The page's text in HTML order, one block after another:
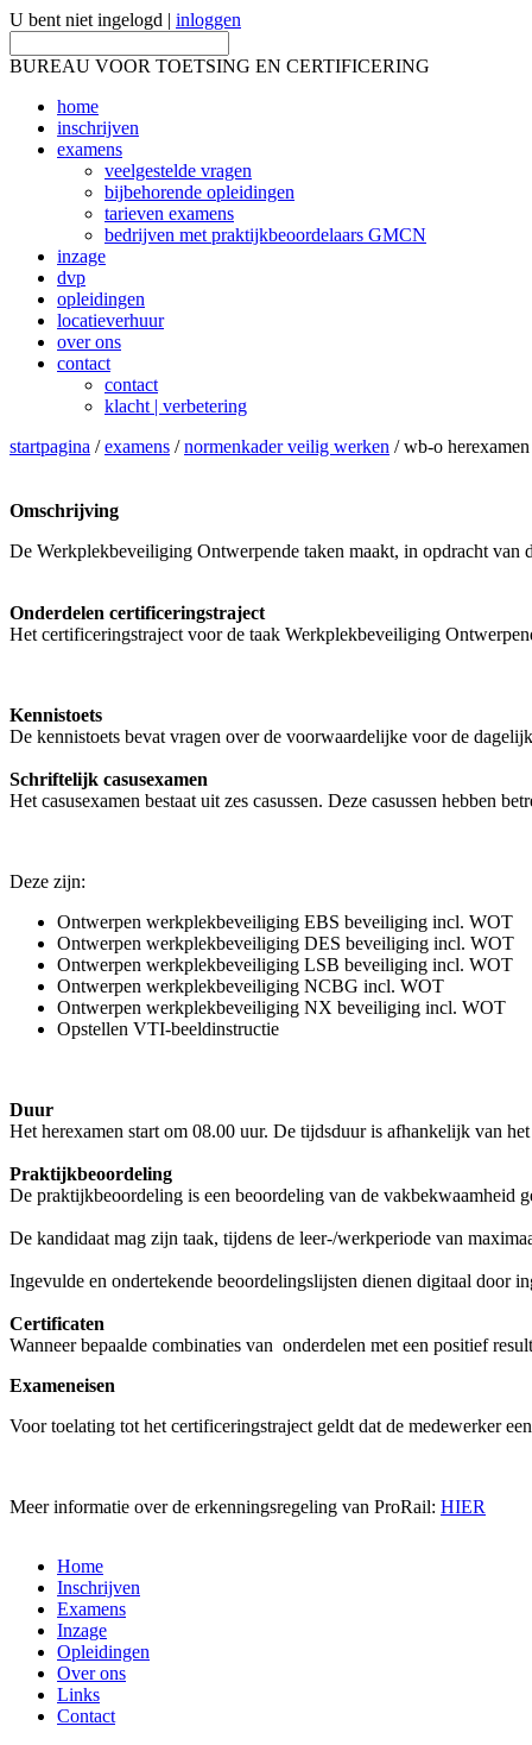
U bent niet ingelogd | inloggen
BUREAU VOOR TOETSING EN CERTIFICERING
home
inschrijven
examens
veelgestelde vragen
bijbehorende opleidingen
tarieven examens
bedrijven met praktijkbeoordelaars GMCN
inzage
dvp
opleidingen
locatieverhuur
over ons
contact
contact
klacht | verbetering
startpagina /examens /normenkader veilig werken / wb-o
Omschrijving
De Werkplekbeveiliging Ontwerpende taken maakt, in opdracht
Onderdelen certificeringstraject
Het certificeringstraject voor de taak Werkplekbeveiliging
Kennistoets
De kennistoets bevat vragen over de voorwaardelijke voor de
Schriftelijk casusexamen
Het casusexamen bestaat uit zes casussen. Deze casussen hebben
Deze zijn:
Ontwerpen werkplekbeveiliging EBS beveiliging incl. WOT
Ontwerpen werkplekbeveiliging DES beveiliging incl. WOT
Ontwerpen werkplekbeveiliging LSB beveiliging incl. WOT
Ontwerpen werkplekbeveiliging NCBG incl. WOT
Ontwerpen werkplekbeveiliging NX beveiliging incl. WOT
Opstellen VTI-beeldinstructie
Duur
Het herexamen start om 08.00 uur. De tijdsduur is afhankelijk van
Praktijkbeoordeling
De praktijkbeoordeling is een beoordeling van de vakbekwaamheid
De kandidaat mag zijn taak, tijdens de leer-/werkperiode van
Ingevulde en ondertekende beoordelingslijsten dienen digitaal door
Certificaten
Wanneer bepaalde combinaties van onderdelen met een positief
Exameneisen
Voor toelating tot het certificeringstraject geldt dat de medewerker
Meer informatie over de erkenningsregeling van ProRail: HIER
Home
Inschrijven
Examens
Inzage
Opleidingen
Over ons
Links
Contact